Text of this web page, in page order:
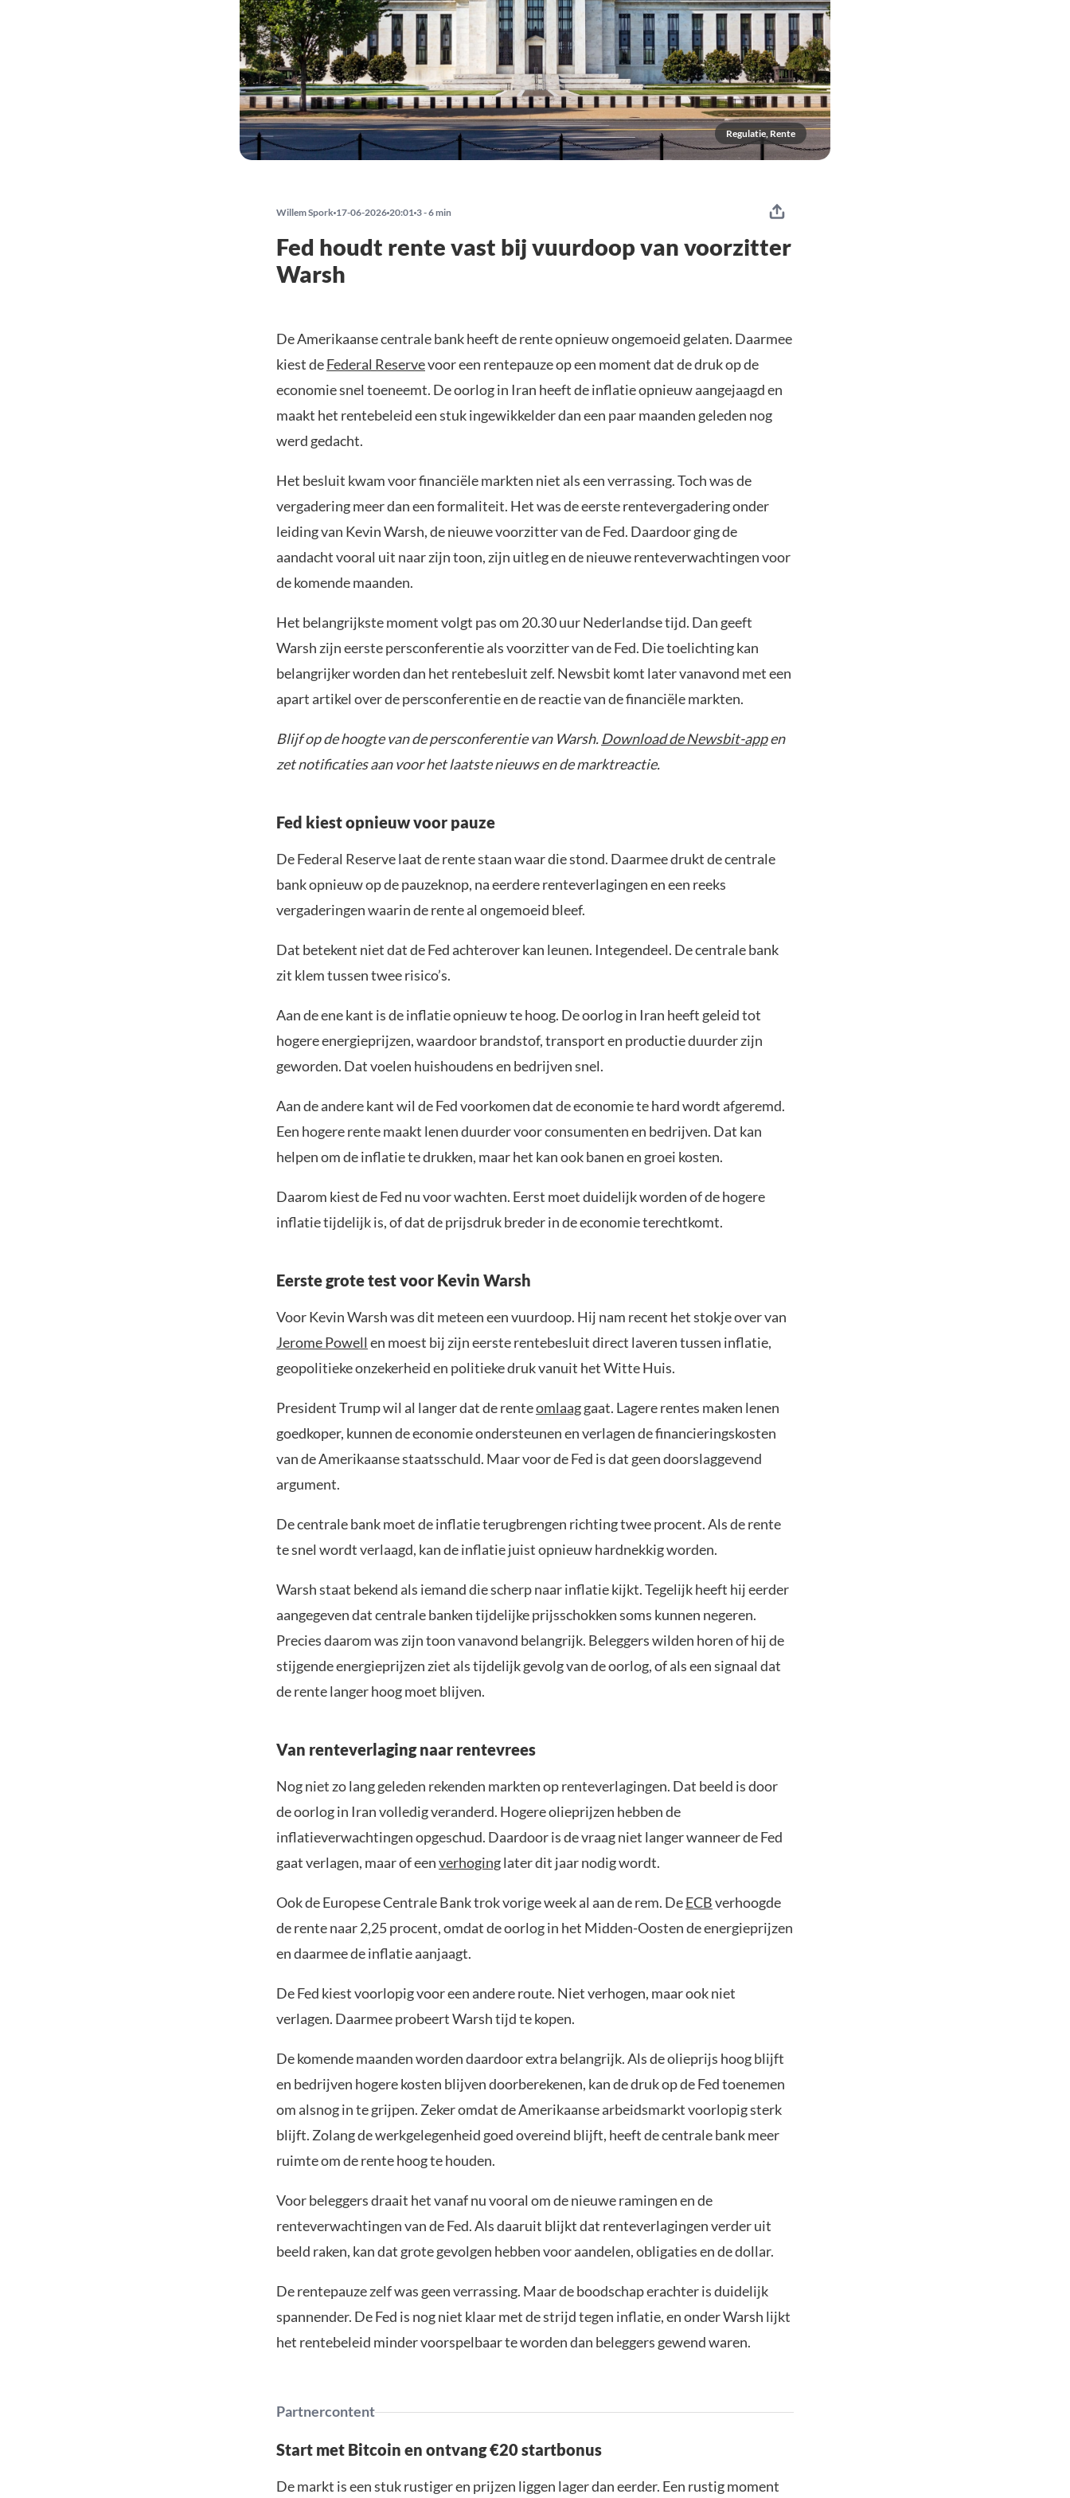
Regulatie, Rente
Willem Spork 17-06-2026 20:01 3 - 6 min
Fed houdt rente vast bij vuurdoop van voorzitter
Warsh
De Amerikaanse centrale bank heeft de rente opnieuw ongemoeid gelaten. Daarmee
kiest deFederal Reservevoor een rentepauze op een moment dat de druk op de
economie snel toeneemt. De oorlog in Iran heeft de inflatie opnieuw aangejaagd en
maakt het rentebeleid een stuk ingewikkelder dan een paar maanden geleden nog
werd gedacht.
Het besluit kwam voor financiële markten niet als een verrassing. Toch was de
vergadering meer dan een formaliteit. Het was de eerste rentevergadering onder
leiding van Kevin Warsh, de nieuwe voorzitter van de Fed. Daardoor ging de
aandacht vooral uit naar zijn toon, zijn uitleg en de nieuwe renteverwachtingen voor
de komende maanden.
Het belangrijkste moment volgt pas om 20.30 uur Nederlandse tijd. Dan geeft
Warsh zijn eerste persconferentie als voorzitter van de Fed. Die toelichting kan
belangrijker worden dan het rentebesluit zelf. Newsbit komt later vanavond met een
apart artikel over de persconferentie en de reactie van de financiële markten.
Blijf op de hoogte van de persconferentie van Warsh. Download de Newsbit-appen
zet notificaties aan voor het laatste nieuws en de marktreactie.
Fed kiest opnieuw voor pauze
De Federal Reserve laat de rente staan waar die stond. Daarmee drukt de centrale
bank opnieuw op de pauzeknop, na eerdere renteverlagingen en een reeks
vergaderingen waarin de rente al ongemoeid bleef.
Dat betekent niet dat de Fed achterover kan leunen. Integendeel. De centrale bank
zit klem tussen twee risico’s.
Aan de ene kant is de inflatie opnieuw te hoog. De oorlog in Iran heeft geleid tot
hogere energieprijzen, waardoor brandstof, transport en productie duurder zijn
geworden. Dat voelen huishoudens en bedrijven snel.
Aan de andere kant wil de Fed voorkomen dat de economie te hard wordt afgeremd.
Een hogere rente maakt lenen duurder voor consumenten en bedrijven. Dat kan
helpen om de inflatie te drukken, maar het kan ook banen en groei kosten.
Daarom kiest de Fed nu voor wachten. Eerst moet duidelijk worden of de hogere
inflatie tijdelijk is, of dat de prijsdruk breder in de economie terechtkomt.
Eerste grote test voor Kevin Warsh
Voor Kevin Warsh was dit meteen een vuurdoop. Hij nam recent het stokje over van
Jerome Powell en moest bij zijn eerste rentebesluit direct laveren tussen inflatie,
geopolitieke onzekerheid en politieke druk vanuit het Witte Huis.
President Trump wil al langer dat de renteomlaaggaat. Lagere rentes maken lenen
goedkoper, kunnen de economie ondersteunen en verlagen de financieringskosten
van de Amerikaanse staatsschuld. Maar voor de Fed is dat geen doorslaggevend
argument.
De centrale bank moet de inflatie terugbrengen richting twee procent. Als de rente
te snel wordt verlaagd, kan de inflatie juist opnieuw hardnekkig worden.
Warsh staat bekend als iemand die scherp naar inflatie kijkt. Tegelijk heeft hij eerder
aangegeven dat centrale banken tijdelijke prijsschokken soms kunnen negeren.
Precies daarom was zijn toon vanavond belangrijk. Beleggers wilden horen of hij de
stijgende energieprijzen ziet als tijdelijk gevolg van de oorlog, of als een signaal dat
de rente langer hoog moet blijven.
Van renteverlaging naar rentevrees
Nog niet zo lang geleden rekenden markten op renteverlagingen. Dat beeld is door
de oorlog in Iran volledig veranderd. Hogere olieprijzen hebben de
inflatieverwachtingen opgeschud. Daardoor is de vraag niet langer wanneer de Fed
gaat verlagen, maar of eenverhoginglater dit jaar nodig wordt.
Ook de Europese Centrale Bank trok vorige week al aan de rem. DeECBverhoogde
de rente naar 2,25 procent, omdat de oorlog in het Midden-Oosten de energieprijzen
en daarmee de inflatie aanjaagt.
De Fed kiest voorlopig voor een andere route. Niet verhogen, maar ook niet
verlagen. Daarmee probeert Warsh tijd te kopen.
De komende maanden worden daardoor extra belangrijk. Als de olieprijs hoog blijft
en bedrijven hogere kosten blijven doorberekenen, kan de druk op de Fed toenemen
om alsnog in te grijpen. Zeker omdat de Amerikaanse arbeidsmarkt voorlopig sterk
blijft. Zolang de werkgelegenheid goed overeind blijft, heeft de centrale bank meer
ruimte om de rente hoog te houden.
Voor beleggers draait het vanaf nu vooral om de nieuwe ramingen en de
renteverwachtingen van de Fed. Als daaruit blijkt dat renteverlagingen verder uit
beeld raken, kan dat grote gevolgen hebben voor aandelen, obligaties en de dollar.
De rentepauze zelf was geen verrassing. Maar de boodschap erachter is duidelijk
spannender. De Fed is nog niet klaar met de strijd tegen inflatie, en onder Warsh lijkt
het rentebeleid minder voorspelbaar te worden dan beleggers gewend waren.
Partnercontent
Start met Bitcoin en ontvang €20 startbonus
De markt is een stuk rustiger en prijzen liggen lager dan eerder. Een rustig moment